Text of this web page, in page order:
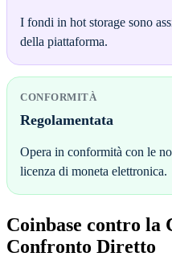
I fondi in hot storage sono
della piattaforma.
CONFORMITÀ
Regolamentata
Opera in conformità con le
licenza di moneta elettronica.
Coinbase contro la
Confronto Diretto